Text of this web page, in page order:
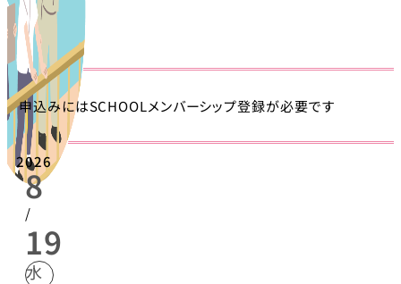
申込みにはSCHOOLメンバーシップ登録が必要です
2026
8
/
19
水